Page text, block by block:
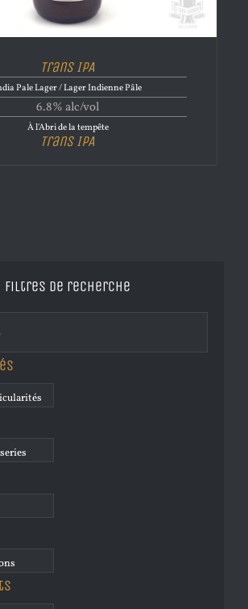
Trans IPA
Pale Lager / Lager Indienne Pâle
6.8% alc/vol
À l'Abri de la tempête
Trans IPA
Filtres de recherche